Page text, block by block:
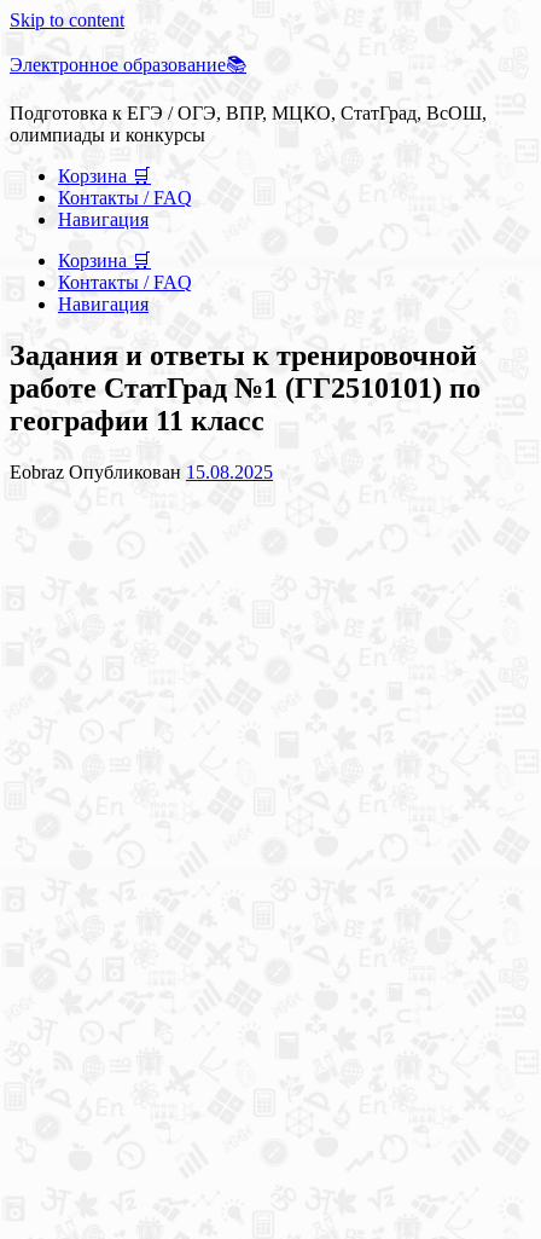
Skip to content
Электронное образование📚
Подготовка к ЕГЭ / ОГЭ, ВПР, МЦКО, СтатГрад, ВсОШ,
олимпиады и конкурсы
Корзина 🛒
Контакты / FAQ
Навигация
Корзина 🛒
Контакты / FAQ
Навигация
Задания и ответы к тренировочной
работе СтатГрад №1 (ГГ2510101) по
географии 11 класс
Eobraz Опубликован 15.08.2025